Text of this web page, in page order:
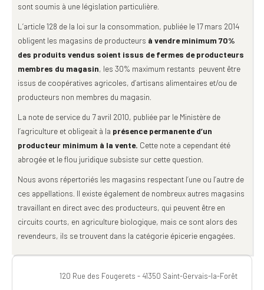
sont soumis à une législation particulière.
L’article 128 de la loi sur la consommation, publiée le 17 mars 2014
obligent les magasins de producteurs à vendre minimum 70%
des produits vendus soient issus de fermes de producteurs
membres du magasin, les 30% maximum restants peuvent être
issus de coopératives agricoles, d’artisans alimentaires et/ou de
producteurs non membres du magasin.
La note de service du 7 avril 2010, publiée par le Ministère de
l’agriculture et obligeait à la présence permanente d’un
producteur minimum à la vente. Cette note a cependant été
abrogée et le flou juridique subsiste sur cette question.
Nous avons répertoriés les magasins respectant l’une ou l’autre de
ces appellations. Il existe également de nombreux autres magasins
travaillant en direct avec des producteurs, qui peuvent être en
circuits courts, en agriculture biologique, mais ce sont alors des
revendeurs, ils se trouvent dans la catégorie épicerie engagées.
120 Rue des Fougerets - 41350 Saint-Gervais-la-Forêt